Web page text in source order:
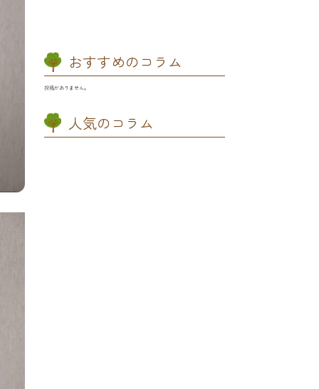
おすすめのコラム
投稿がありません。
人気のコラム